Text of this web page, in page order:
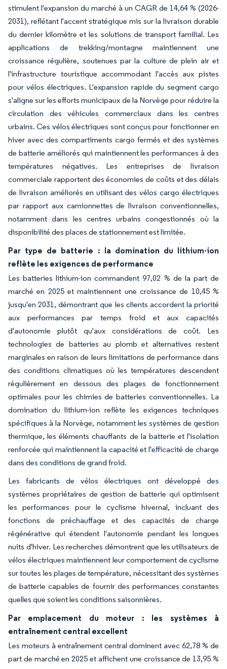
stimulent l'expansion du marché à un CAGR de 14,64 % (2026-
2031), reflétant l'accent stratégique mis sur la livraison durable
du dernier kilomètre et les solutions de transport familial. Les
applications de trekking/montagne maintiennent une
croissance régulière, soutenues par la culture de plein air et
l'infrastructure touristique accommodant l'accès aux pistes
pour vélos électriques. L'expansion rapide du segment cargo
s'aligne sur les efforts municipaux de la Norvège pour réduire la
circulation des véhicules commerciaux dans les centres
urbains. Ces vélos électriques sont conçus pour fonctionner en
hiver avec des compartiments cargo fermés et des systèmes
de batterie améliorés qui maintiennent les performances à des
températures négatives. Les entreprises de livraison
commerciale rapportent des économies de coûts et des délais
de livraison améliorés en utilisant des vélos cargo électriques
par rapport aux camionnettes de livraison conventionnelles,
notamment dans les centres urbains congestionnés où la
disponibilité des places de stationnement est limitée.
Par type de batterie : la domination du lithium-ion
reflète les exigences de performance
Les batteries lithium-ion commandent 97,02 % de la part de
marché en 2025 et maintiennent une croissance de 10,45 %
jusqu'en 2031, démontrant que les clients accordent la priorité
aux performances par temps froid et aux capacités
d'autonomie plutôt qu'aux considérations de coût. Les
technologies de batteries au plomb et alternatives restent
marginales en raison de leurs limitations de performance dans
des conditions climatiques où les températures descendent
régulièrement en dessous des plages de fonctionnement
optimales pour les chimies de batteries conventionnelles. La
domination du lithium-ion reflète les exigences techniques
spécifiques à la Norvège, notamment les systèmes de gestion
thermique, les éléments chauffants de la batterie et l'isolation
renforcée qui maintiennent la capacité et l'efficacité de charge
dans des conditions de grand froid.
Les fabricants de vélos électriques ont développé des
systèmes propriétaires de gestion de batterie qui optimisent
les performances pour le cyclisme hivernal, incluant des
fonctions de préchauffage et des capacités de charge
régénérative qui étendent l'autonomie pendant les longues
nuits d'hiver. Les recherches démontrent que les utilisateurs de
vélos électriques maintiennent leur comportement de cyclisme
sur toutes les plages de température, nécessitant des systèmes
de batterie capables de fournir des performances constantes
quelles que soient les conditions saisonnières.
Par emplacement du moteur : les systèmes à
entraînement central excellent
Les moteurs à entraînement central dominent avec 62,78 % de
part de marché en 2025 et affichent une croissance de 13,95 %